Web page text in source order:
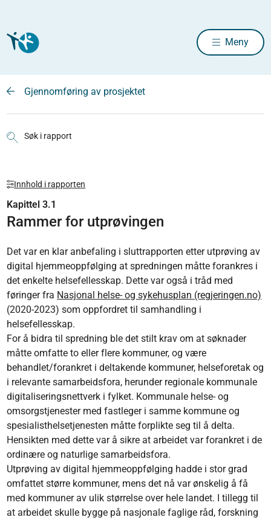
Meny
Gjennomføring av prosjektet
Søk i rapport
Innhold i rapporten
Kapittel 3.1
Rammer for utprøvingen
Det var en klar anbefaling i sluttrapporten etter utprøving av
digital hjemmeoppfølging at spredningen måtte forankres i
det enkelte helsefellesskap. Dette var også i tråd med
føringer fra Nasjonal helse- og sykehusplan (regjeringen.no)
(2020-2023) som oppfordret til samhandling i
helsefellesskap.
For å bidra til spredning ble det stilt krav om at søknader
måtte omfatte to eller flere kommuner, og være
behandlet/forankret i deltakende kommuner, helseforetak og
i relevante samarbeidsfora, herunder regionale kommunale
digitaliseringsnettverk i fylket. Kommunale helse- og
omsorgstjenester med fastleger i samme kommune og
spesialisthelsetjenesten måtte forplikte seg til å delta.
Hensikten med dette var å sikre at arbeidet var forankret i de
ordinære og naturlige samarbeidsfora.
Utprøving av digital hjemmeoppfølging hadde i stor grad
omfattet større kommuner, mens det nå var ønskelig å få
med kommuner av ulik størrelse over hele landet. I tillegg til
at arbeidet skulle bygge på nasjonale faglige råd, forskning